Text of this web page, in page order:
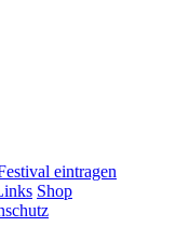
eintragen
Shop